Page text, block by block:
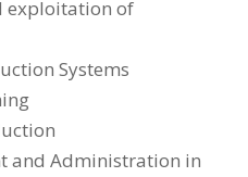
exploitation of
Systems
and Administration in